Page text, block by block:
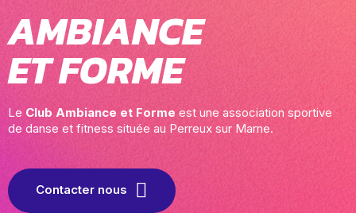
AMBIANCE
ET FORME
Le Club Ambiance et Forme est une association sportive
de danse et fitness située au Perreux sur Marne.
Contacter nous